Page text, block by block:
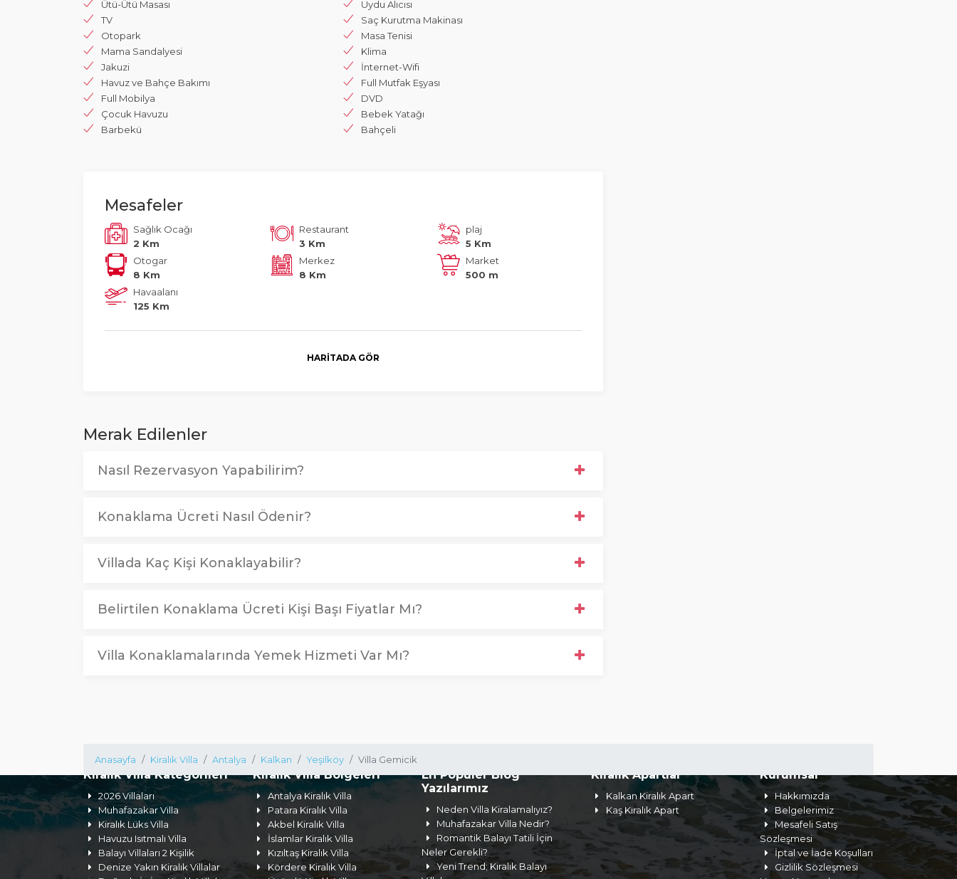
Ütü-Ütü Masası
Uydu Alıcısı
TV
Saç Kurutma Makinası
Otopark
Masa Tenisi
Mama Sandalyesi
Klima
Jakuzi
İnternet-Wifi
Havuz ve Bahçe Bakımı
Full Mutfak Eşyası
Full Mobilya
DVD
Çocuk Havuzu
Bebek Yatağı
Barbekü
Bahçeli
Mesafeler
Sağlık Ocağı
2 Km
Restaurant
3 Km
plaj
5 Km
Otogar
8 Km
Merkez
8 Km
Market
500 m
Havaalanı
125 Km
HARITADA GÖR
Merak Edilenler
Nasıl Rezervasyon Yapabilirim?
Konaklama Ücreti Nasıl Ödenir?
Villada Kaç Kişi Konaklayabilir?
Belirtilen Konaklama Ücreti Kişi Başı Fiyatlar Mı?
Villa Konaklamalarında Yemek Hizmeti Var Mı?
Anasayfa Kiralık Villa Antalya Kalkan Yeşilköy Villa Gemicik
Kiralık Villa Kategorileri
2026 Villaları
Muhafazakar Villa
Kiralık Lüks Villa
Havuzu Isıtmalı Villa
Balayı Villaları 2 Kişilik
Denize Yakın Kiralık Villalar
Kiralık Villa Bölgeleri
Antalya Kiralık Villa
Patara Kiralık Villa
Akbel Kiralık Villa
İslamlar Kiralık Villa
Kızıltaş Kiralık Villa
Kördere Kiralık Villa
En Popüler Blog
Yazılarımız
Neden Villa Kiralamalıyız?
Muhafazakar Villa Nedir?
Romantik Balayı Tatili İçin
Neler Gerekli?
Yeni Trend; Kiralık Balayı
Kiralık Apartlar
Kalkan Kiralık Apart
Kaş Kiralık Apart
Kurumsal
Hakkımızda
Belgelerimiz
Mesafeli Satış
Sözleşmesi
İptal ve İade Koşulları
Gizlilik Sözleşmesi